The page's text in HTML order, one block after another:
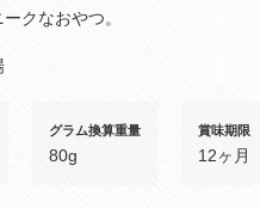
クなおやつ。
グラム換算重量
80g
賞味期限
12ヶ月